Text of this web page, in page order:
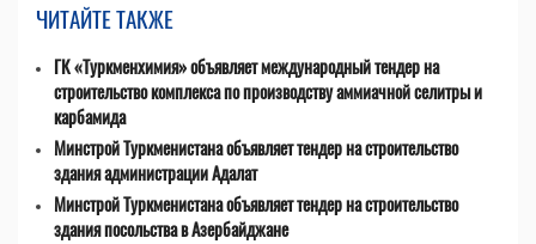
ЧИТАЙТЕ ТАКЖЕ
ГК «Туркменхимия» объявляет международный тендер на
строительство комплекса по производству аммиачной селитры и
карбамида
Минстрой Туркменистана объявляет тендер на строительство
здания администрации Адалат
Минстрой Туркменистана объявляет тендер на строительство
здания посольства в Азербайджане